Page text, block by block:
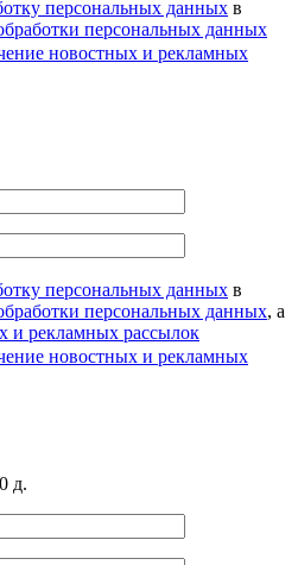
персональных данных в
персональных данных
новостных и рекламных
персональных данных в
персональных данных, а
и рекламных рассылок
новостных и рекламных
д.